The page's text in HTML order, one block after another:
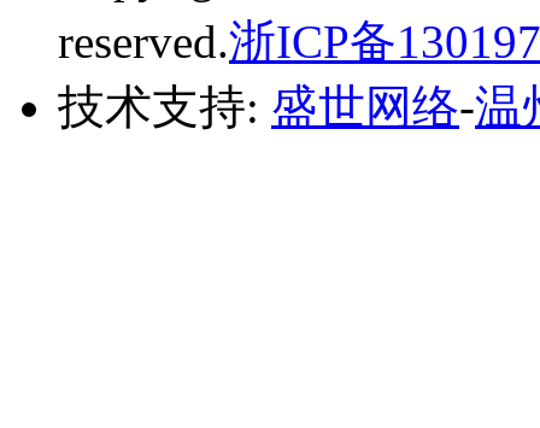
reserved.浙ICP备
技术支持: 盛世网络-温